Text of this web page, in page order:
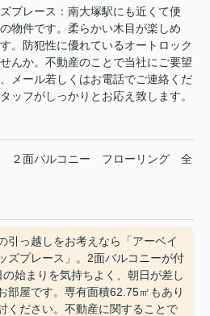
プレース：南大塚駅にも近くて便
物件です。柔らかい木目が楽しめ
。防犯性に優れているオートロック
んか。不動産のことで当社にご要望
メール若しくはお電話でご連絡くだ
ッフがしっかりとお応え致します。
２面バルコニー フローリング
全
引っ越しをお考えなら「アーベイ
ズプレース」。2面バルコニーが付
始まりを気持ちよく、朝日が差し
部屋です。専有面積62.75㎡もあり
ください。不動産に関することで